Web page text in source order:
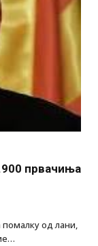
првачиња
од лани,